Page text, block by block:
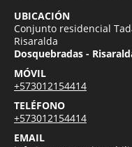
UBICACIÓN
Conjunto residencial
Risaralda
Dosquebradas -
MÓVIL
+573012154414
TELÉFONO
+573012154414
EMAIL